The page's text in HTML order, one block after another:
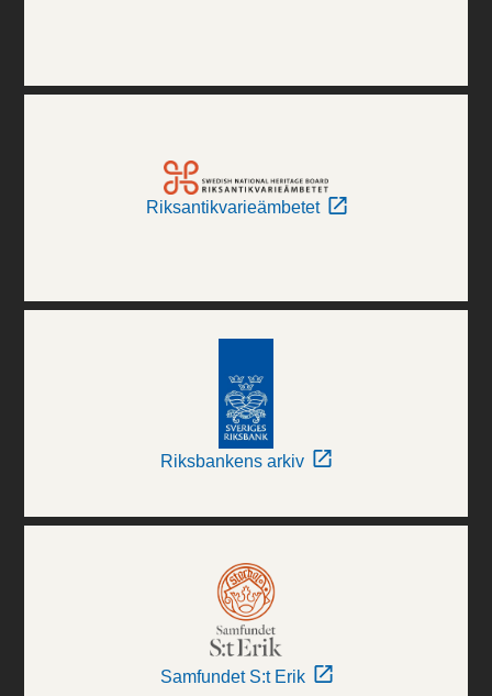
Riksantikvarieämbetet
Riksbankens arkiv
Samfundet S:t Erik